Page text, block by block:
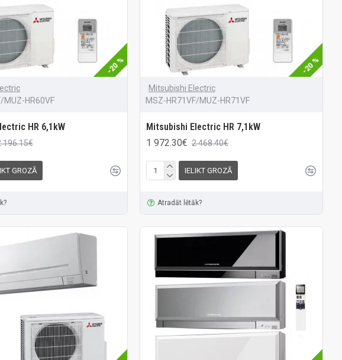
-20 %
MUZ-HR60VF
HR 6,1kW
196.15€
GROZĀ
-20 %
Mitsubishi Electric
MSZ-HR71VF/MUZ-HR71VF
Mitsubishi Electric HR 7,1kW
1 972.30€ 2 468.40€
IELIKT GROZĀ
Atradāt lētāk?